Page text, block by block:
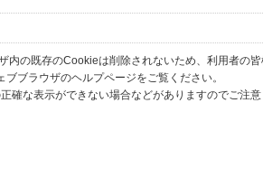
内の既存のCookieは削除されないため、利用者の
ブラウザのヘルプページをご覧ください。
確な表示ができない場合などがありますのでご注意